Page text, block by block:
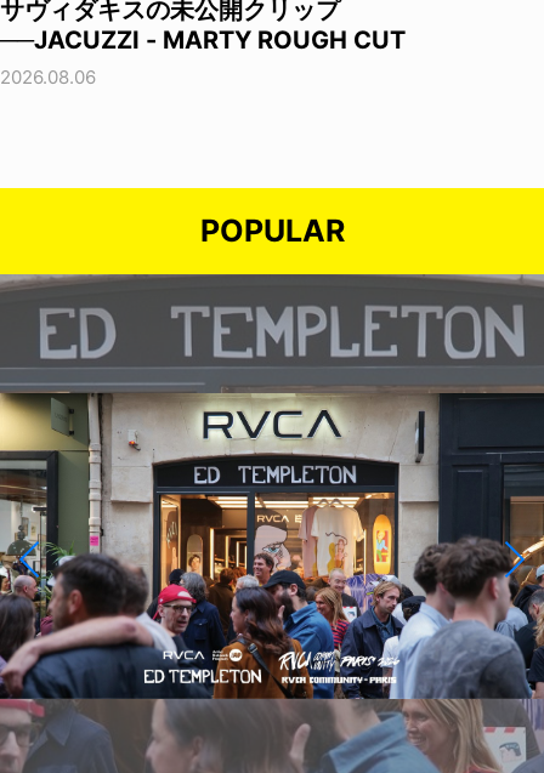
サヴィダキスの未公開クリップ
──JACUZZI - MARTY ROUGH CUT
2026.08.06
POPULAR